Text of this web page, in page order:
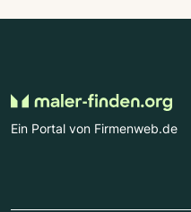
Ein Portal von Firmenweb.de